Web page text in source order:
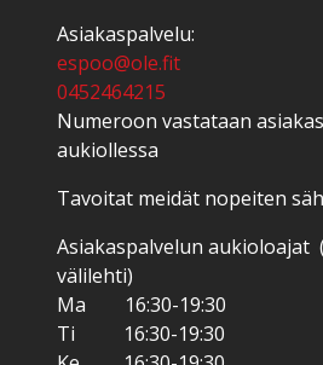
Asiakaspalvelu:
espoo@ole.fit
0452464215
Numeroon vastataan
aukiollessa
Tavoitat meidät nopeiten
Asiakaspalvelun aukioloajat
välilehti)
Ma 16:30-19:30
Ti 16:30-19:30